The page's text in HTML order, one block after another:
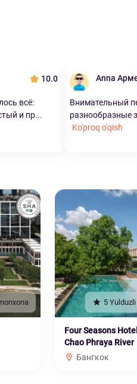
10.0
всё:
и пр...
Anna
Внимательный
разнообразные
Ko'proq o'qish
5
Four Seasons
Chao Phraya River
Бангкок